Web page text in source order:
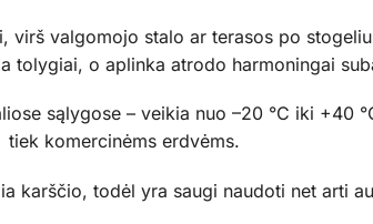
valgomojo stalo ar terasos po
tolygiai, o aplinka atrodo harmoningai
sąlygose – veikia nuo –20 °C iki +40
tiek komercinėms erdvėms.
karščio, todėl yra saugi naudoti net arti